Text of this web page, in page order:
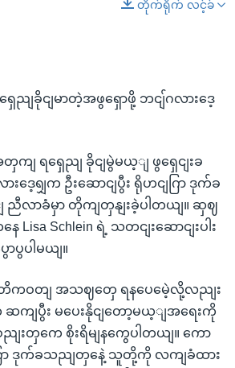
တိုက်ရိုက် လင့်ခ်
ေညျခိုငျမာတဲ့အဖွရှောဖို့ ဘငျ်ဂလားဒေ့
ကျ ရရှေညျ ခိုငျမွဲမယ့ျ ဖွရှေငျးခ
းဒေ့ရျှက ဦးဆောငျပွီး ရိုဟငျဂြာ ဒုက်ခ
ညီလာခံမှာ တိုကျတှနျးခဲ့ပါတယျ။ ဆှဈ
ေ Lisa Schlein ရဲ့ သတငျးဆောငျးပါး
ပွပါမယျ။
ကဝတျ အသဈတှေ ရနပေမေဲ့လို့လညျး
ျပွီး မပေးနိုငျတော့မယ့ျအရေးကို
တှကေ စိုးရိမျနကွေပါတယျ။ ကော
ြာ ဒုက်ခသညျတှနေဲ့ သူတို့ကို လကျခံထား